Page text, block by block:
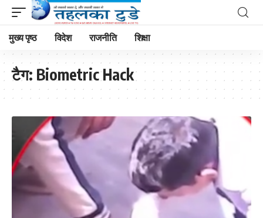
मुख्य पृष्ठ विदेश राजनीति शिक्षा
टैग: Biometric Hack